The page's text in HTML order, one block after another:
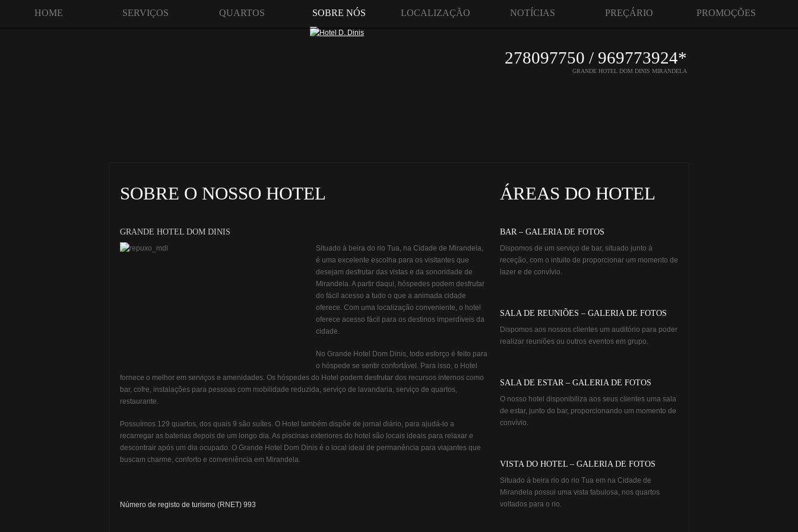
HOME SERVIÇOS QUARTOS SOBRE NÓS LOCALIZAÇÃO NOTÍCIAS PREÇÁRIO PROMOÇÕES
278097750 / 969773924*
GRANDE HOTEL DOM DINIS MIRANDELA
SOBRE O NOSSO HOTEL
GRANDE HOTEL DOM DINIS
Situado à beira do rio Tua, na Cidade de Mirandela,
é uma excelente escolha para os visitantes que
desejam desfrutar das vistas e da sonoridade de
Mirandela. A partir daqui, hóspedes podem desfrutar
do fácil acesso a tudo o que a animada cidade
oferece. Com uma localização conveniente, o hotel
oferece acesso fácil para os destinos imperdíveis da
cidade.
No Grande Hotel Dom Dinis, todo esforço é feito para
o hóspede se sentir confortável. Para isso, o Hotel
fornece o melhor em serviços e amenidades. Os hóspedes do Hotel podem desfrutar dos recursos internos como
bar, cofre, instalações para pessoas com mobilidade reduzida, serviço de lavandaria, serviço de quartos,
restaurante.
Possuímos 129 quartos, dos quais 9 são suítes. O Hotel também dispõe de jornal diário, para ajudá-lo a
recarregar as baterias depois de um longo dia. As piscinas exteriores do hotel são locais ideais para relaxar e
descontrair após um dia ocupado. O Grande Hotel Dom Dinis é o local ideal de permanência para viajantes que
buscam charme, conforto e conveniência em Mirandela.
Número de registo de turismo (RNET) 993
ÁREAS DO HOTEL
BAR – GALERIA DE FOTOS
Dispomos de um serviço de bar, situado junto à
receção, com o intuito de proporcionar um momento de
lazer e de convívio.
SALA DE REUNIÕES – GALERIA DE FOTOS
Dispomos aos nossos clientes um auditório para poder
realizar reuniões ou outros eventos em grupo.
SALA DE ESTAR – GALERIA DE FOTOS
O nosso hotel disponibiliza aos seus clientes uma sala
de estar, junto do bar, proporcionando um momento de
convívio.
VISTA DO HOTEL – GALERIA DE FOTOS
Situado á beira rio do rio Tua em na Cidade de
Mirandela possui uma vista fabulosa, nos quartos
voltados para o rio.